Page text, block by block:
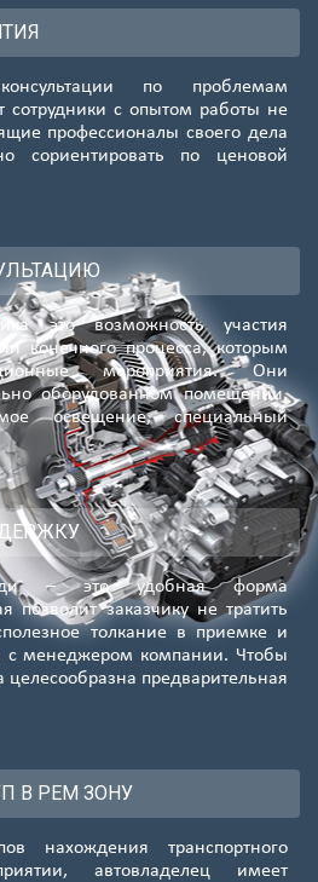
по проблемам
сотрудники с опытом работы не
профессионалы своего дела
сориентировать по ценовой
это возможность участия
конечного процесса, которым
мероприятия. Они
оборудованном помещении,
освещение, специальный
– это удобная форма
позволит заказчику не тратить
толкание в приемке и
с менеджером компании. Чтобы
предварительная
В РЕМ ЗОНУ
нахождения транспортного
автовладелец имеет